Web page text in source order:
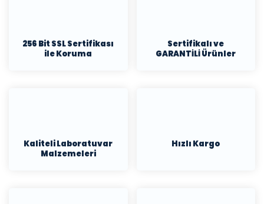
256 Bit SSL Sertifikası
ile Koruma
Sertifikalı ve
GARANTİLİ Ürünler
Kaliteli Laboratuvar
Malzemeleri
Hızlı Kargo